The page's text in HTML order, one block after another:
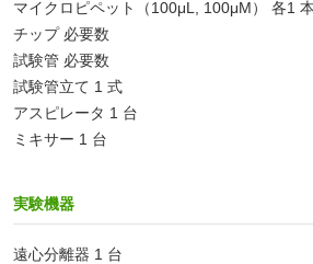
マイクロピペット（100μL, 100μM） 各1 本
チップ 必要数
試験管 必要数
試験管立て 1 式
アスピレータ 1 台
ミキサー 1 台
実験機器
遠心分離器 1 台